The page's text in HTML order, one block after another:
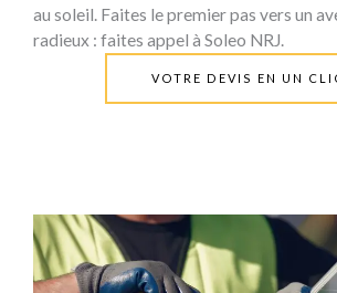
au soleil. Faites le premier pas vers un
radieux : faites appel à Soleo NRJ.
VOTRE DEVIS EN UN